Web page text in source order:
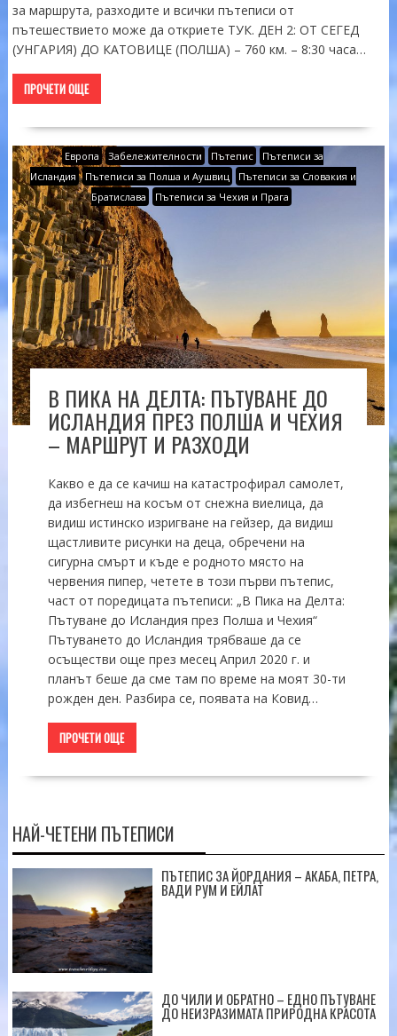
за маршрута, разходите и всички пътеписи от
пътешествието може да откриете ТУК. ДЕН 2: ОТ СЕГЕД
(УНГАРИЯ) ДО КАТОВИЦЕ (ПОЛША) – 760 км. – 8:30 часа…
ПРОЧЕТИ ОЩЕ
Европа Забележителности Пътепис
Пътеписи за
Исландия
Пътеписи за Полша и Аушвиц
Пътеписи за Словакия и
Братислава
Пътеписи за Чехия и Прага
В ПИКА НА ДЕЛТА: ПЪТУВАНЕ ДО
ИСЛАНДИЯ ПРЕЗ ПОЛША И ЧЕХИЯ
– МАРШРУТ И РАЗХОДИ
Какво е да се качиш на катастрофирал самолет,
да избегнеш на косъм от снежна виелица, да
видиш истинско изригване на гейзер, да видиш
щастливите рисунки на деца, обречени на
сигурна смърт и къде е родното място на
червения пипер, четете в този първи пътепис,
част от поредицата пътеписи: „В Пика на Делта:
Пътуване до Исландия през Полша и Чехия“
Пътуването до Исландия трябваше да се
осъществи още през месец Април 2020 г. и
планът беше да сме там по време на моят 30-ти
рожден ден. Разбира се, появата на Ковид…
ПРОЧЕТИ ОЩЕ
НАЙ-ЧЕТЕНИ ПЪТЕПИСИ
ПЪТЕПИС ЗА ЙОРДАНИЯ – АКАБА, ПЕТРА,
ВАДИ РУМ И ЕЙЛАТ
ДО ЧИЛИ И ОБРАТНО – ЕДНО ПЪТУВАНЕ
ДО НЕИЗРАЗИМАТА ПРИРОДНА КРАСОТА